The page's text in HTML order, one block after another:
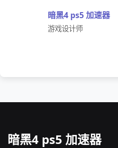
暗黑4 ps5 加速器
游戏设计师
暗黑4 ps5 加速器